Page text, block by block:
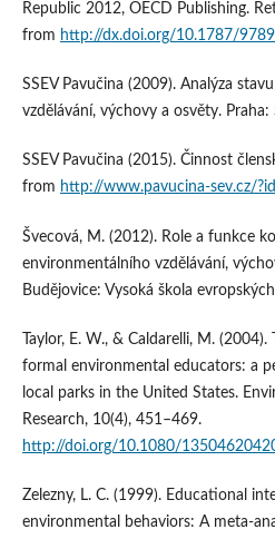
Republic 2012, OECD Publishing.
from http://dx.doi.org/10.1787/
SSEV Pavučina (2009). Analýza
vzdělávání, výchovy a osvěty. Praha:
SSEV Pavučina (2015). Činnost
from http://www.pavucina-sev.cz/
Švecová, M. (2012). Role a funkce
environmentálního vzdělávání,
Budějovice: Vysoká škola
Taylor, E. W., & Caldarelli, M.
formal environmental educators: a
local parks in the United States.
Research, 10(4), 451–469.
http://doi.org/10.1080/
Zelezny, L. C. (1999). Educational
environmental behaviors: A meta-